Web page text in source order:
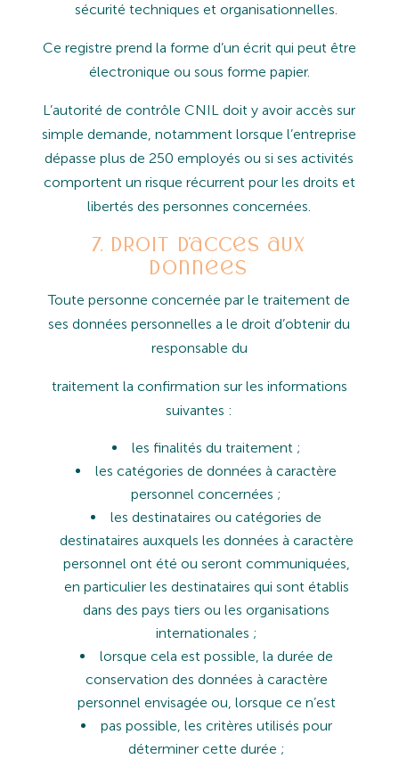
sécurité techniques et organisationnelles.
Ce registre prend la forme d’un écrit qui peut être
électronique ou sous forme papier.
L’autorité de contrôle CNIL doit y avoir accès sur
simple demande, notamment lorsque l’entreprise
dépasse plus de 250 employés ou si ses activités
comportent un risque récurrent pour les droits et
libertés des personnesconcernées.
7. Droit d’accès aux
données
Toute personne concernée par le traitement de
ses données personnelles a le droit d’obtenir du
responsable du
traitement la confirmation sur les informations
suivantes :
les finalités du traitement ;
les catégories de données à caractère
personnel concernées ;
les destinataires ou catégories de
destinataires auxquels les données à caractère
personnel ont été ou seront communiquées,
en particulier les destinataires qui sont établis
dans des pays tiers ou les organisations
internationales ;
lorsque cela est possible, la durée de
conservation des données à caractère
personnel envisagée ou, lorsque ce n’est
pas possible, les critères utilisés pour
déterminer cette durée ;